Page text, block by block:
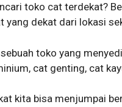
toko cat terdekat?
yang dekat dari lokasi
toko yang
cat genting, cat
kita bisa menjumpai